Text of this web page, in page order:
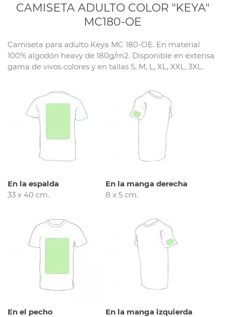
CAMISETA ADULTO COLOR "KEYA"
MC180-OE
Camiseta para adulto Keya MC 180-OE. En material
100% algodón heavy de 180g/m2. Disponible en extensa
gama de vivos colores y en tallas S, M, L, XL, XXL, 3XL.
En la espalda
33 x 40 cm.
En la manga derecha
8 x 5 cm.
En el pecho
En la manga izquierda